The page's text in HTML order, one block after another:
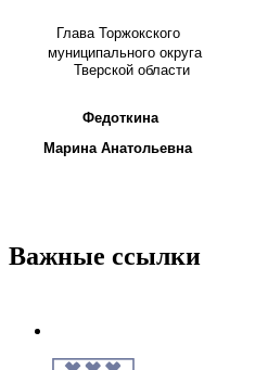
Глава Торжокского
муниципального округа
Тверской области
Федоткина
Марина Анатольевна
Важные ссылки